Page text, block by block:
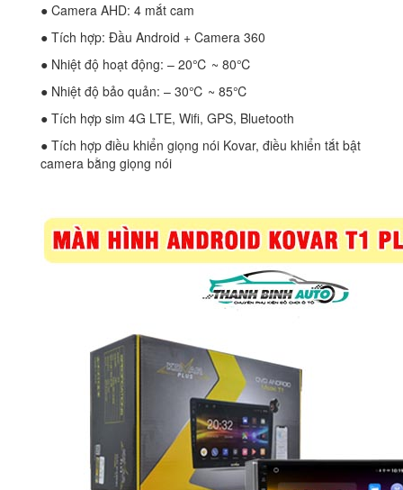
● Camera AHD: 4 mắt cam
● Tích hợp: Đầu Android + Camera 360
● Nhiệt độ hoạt động: – 20℃ ~ 80℃
● Nhiệt độ bảo quản: – 30℃ ~ 85℃
● Tích hợp sim 4G LTE, Wifi, GPS, Bluetooth
● Tích hợp điều khiển giọng nói Kovar, điều khiển tắt bật
camera bằng giọng nói